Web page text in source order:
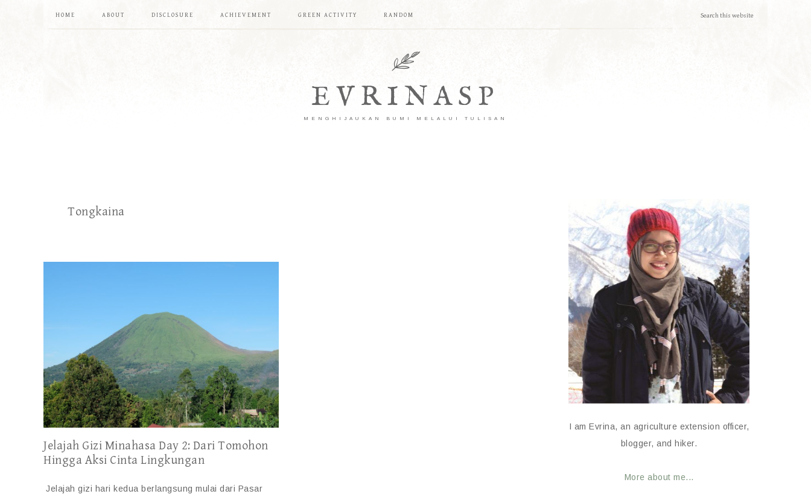
HOME ABOUT DISCLOSURE ACHIEVEMENT GREEN ACTIVITY RANDOM
EVRINASP
MENGHIJAUKAN BUMI MELALUI TULISAN
Tongkaina
Jelajah Gizi Minahasa Day 2: Dari Tomohon
Hingga Aksi Cinta Lingkungan
Jelajah gizi hari kedua berlangsung mulai dari Pasar
I am Evrina, an agriculture extension officer,
blogger, and hiker.
More about me...